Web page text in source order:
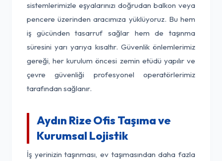
sistemlerimizle eşyalarınızı doğrudan balkon veya
pencere üzerinden aracımıza yüklüyoruz. Bu hem
iş gücünden tasarruf sağlar hem de taşınma
süresini yarı yarıya kısaltır. Güvenlik önlemlerimiz
gereği, her kurulum öncesi zemin etüdü yapılır ve
çevre güvenliği profesyonel operatörlerimiz
tarafından sağlanır.
Aydın Rize Ofis Taşıma ve
Kurumsal Lojistik
İş yerinizin taşınması, ev taşımasından daha fazla